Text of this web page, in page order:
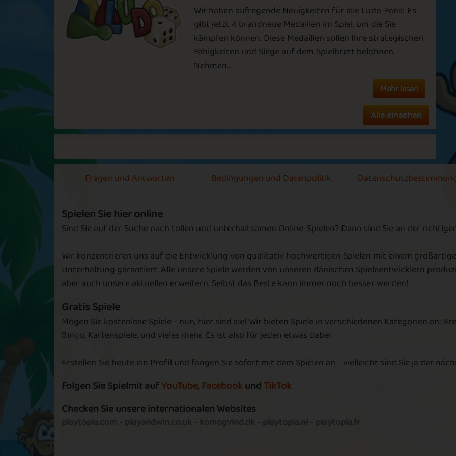
Emerald Ruby Diamond
Throw the Dice New Year 2024
Pumpkin
Season
Venus Primrose Active Fun
Autumn Delight Summer Vibes G.I. June
May with the
Wind
Goodbye April Birds Chirping Frozen Lake
For the holidays Complete to Win Move your Brick
Wir haben aufregende Neuigkeiten für alle Ludo-Fans! Es
gibt jetzt 4 brandneue Medaillen im Spiel, um die Sie
kämpfen können. Diese Medaillen sollen Ihre strategischen
Fähigkeiten und Siege auf dem Spielbrett belohnen.
Nehmen...
Mehr lesen
Alle einsehen
Fragen und Antworten Bedingungen und Datenpolitik
Spielen Sie hier online
Sind Sie auf der Suche nach tollen und unterhaltsamen Online-Spielen? Dann sind Sie an der
Wir konzentrieren uns auf die Entwicklung von qualitativ hochwertigen Spielen mit einem
Unterhaltung garantiert. Alle unsere Spiele werden von unseren dänischen Spieleentwicklern
aber auch unsere aktuellen erweitern. Selbst das Beste kann immer noch besser werden!
Gratis Spiele
Mögen Sie kostenlose Spiele - nun, hier sind sie! Wir bieten Spiele in verschiedenen Kategorien an:
Bingo, Kartenspiele, und vieles mehr. Es ist also für jeden etwas dabei.
Erstellen Sie heute ein Profil und fangen Sie sofort mit dem Spielen an - vielleicht sind Sie ja der
Folgen Sie Spielmit aufYouTube,FacebookundTikTok
Checken Sie unsere internationalen Websites